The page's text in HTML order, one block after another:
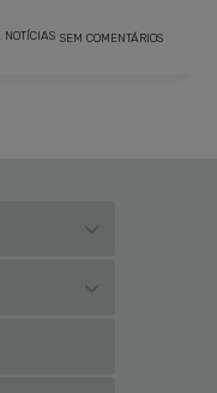
NOTÍCIAS SEM COMENTÁRIOS